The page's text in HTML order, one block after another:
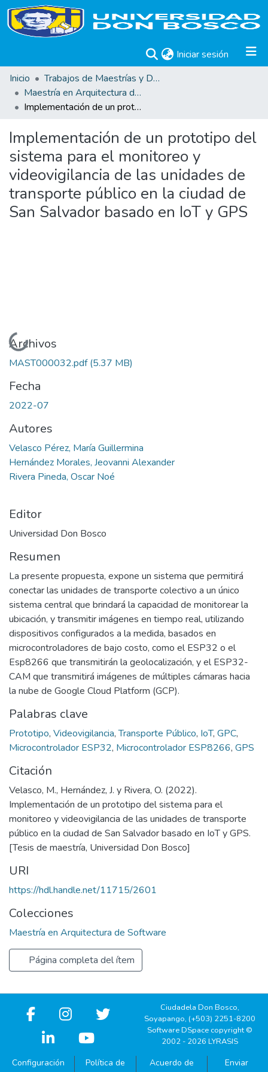
Iniciar sesión (current)
Inicio
Trabajos de Maestrías y Doctorados
Maestría en Arquitectura de Software
Implementación de un prototipo del sistema para el monitoreo y videovigilancia de las unidades de transporte público en la ciudad de San Salvador basado en IoT y GPS
Implementación de un prototipo del
sistema para el monitoreo y
videovigilancia de las unidades de
transporte público en la ciudad de
San Salvador basado en IoT y GPS
Cargando...
Archivos
MAST000032.pdf(5.37 MB)
Fecha
2022-07
Autores
Velasco Pérez, María Guillermina
Hernández Morales, Jeovanni Alexander
Rivera Pineda, Oscar Noé
Editor
Universidad Don Bosco
Resumen
La presente propuesta, expone un sistema que permitirá
conectar las unidades de transporte colectivo a un único
sistema central que brindará la capacidad de monitorear la
ubicación, y transmitir imágenes en tiempo real, utilizando
dispositivos configurados a la medida, basados en
microcontroladores de bajo costo, como el ESP32 o el
Esp8266 que transmitirán la geolocalización, y el ESP32-
CAM que transmitirá imágenes de múltiples cámaras hacia
la nube de Google Cloud Platform (GCP).
Palabras clave
Prototipo, Videovigilancia,Transporte Público, IoT, GPC,
Microcontrolador ESP32, Microcontrolador ESP8266, GPS
Citación
Velasco, M., Hernández, J. y Rivera, O. (2022).
Implementación de un prototipo del sistema para el
monitoreo y videovigilancia de las unidades de transporte
público en la ciudad de San Salvador basado en IoT y GPS.
[Tesis de maestría, Universidad Don Bosco]
URI
https://hdl.handle.net/11715/2601
Colecciones
Maestría en Arquitectura de Software
Página completa del ítem
Ciudadela Don Bosco,
Soyapango, (+503) 2251-8200
Software DSpace copyright ©
2002 - 2026 LYRASIS
Configuración
Política de
Acuerdo de
Enviar